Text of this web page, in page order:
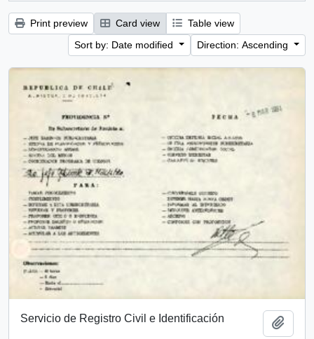
Print preview Card view
Table view
Sort by: Date modified
Direction: Ascending
Servicio de Registro Civil e Identificación